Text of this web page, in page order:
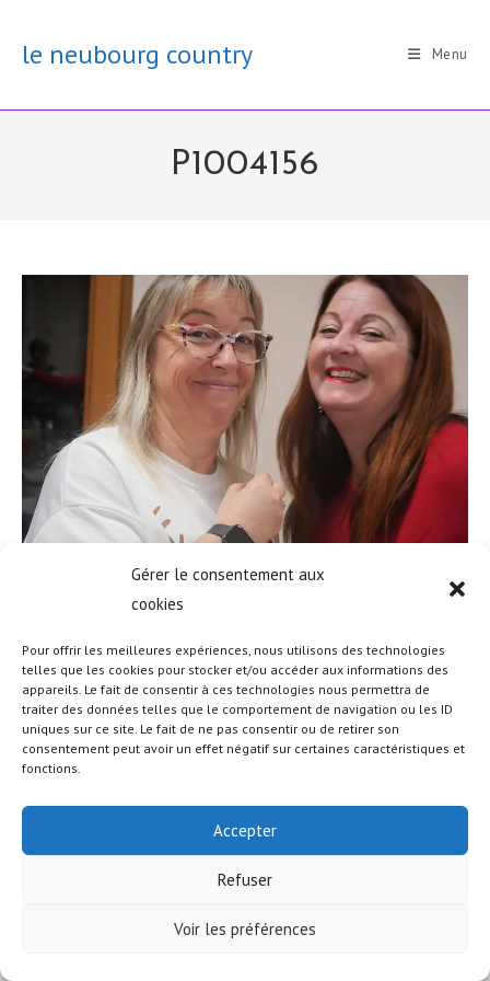
Gérer le consentement aux
cookies
Pour offrir les meilleures expériences, nous utilisons des technologies
telles que les cookies pour stocker et/ou accéder aux informations des
appareils. Le fait de consentir à ces technologies nous permettra de
traiter des données telles que le comportement de navigation ou les ID
uniques sur ce site. Le fait de ne pas consentir ou de retirer son
consentement peut avoir un effet négatif sur certaines caractéristiques et
fonctions.
Accepter
Refuser
Voir les préférences
contentle neubourg country Menu
P1004156
© COPYRIGHT - OCEANWP THEME BY NICK